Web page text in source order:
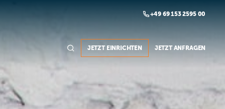
+49 69 153 2595 00
 JETZT EINRICHTEN JETZT ANFRAGEN